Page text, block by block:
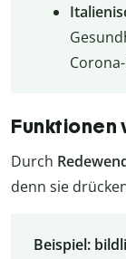
Funktionen
Durch
denn sie
Beispiel: